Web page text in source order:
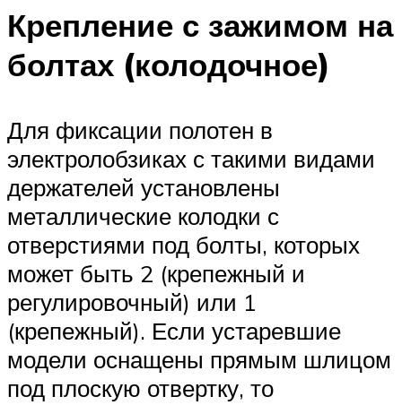
Крепление с зажимом на
болтах (колодочное)
Для фиксации полотен в
электролобзиках с такими видами
держателей установлены
металлические колодки с
отверстиями под болты, которых
может быть 2 (крепежный и
регулировочный) или 1
(крепежный). Если устаревшие
модели оснащены прямым шлицом
под плоскую отвертку, то